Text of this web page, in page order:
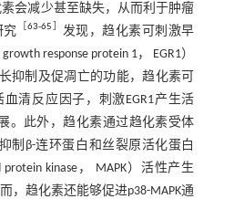
会减少甚至缺失，从而利于肿瘤
究 ［63-65］ 发现，趋化素可刺激早
response protein 1， EGR1）
抑制及促凋亡的功能，趋化素可
血清反应因子，刺激EGR1产生活
。此外，趋化素通过趋化素受体
制β-连环蛋白和丝裂原活化蛋白
kinase， MAPK）活性产生
，趋化素还能够促进p38-MAPK通